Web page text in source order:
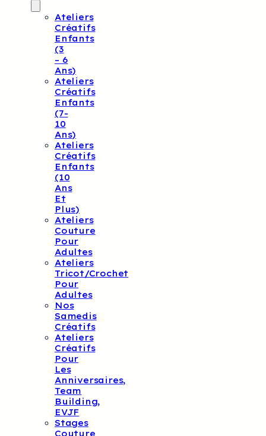
Ateliers
Créatifs
Enfants
(3
– 6
Ans)
Ateliers
Créatifs
Enfants
(7-
10
Ans)
Ateliers
Créatifs
Enfants
(10
Ans
Et
Plus)
Ateliers
Couture
Pour
Adultes
Ateliers
Tricot/crochet
Pour
Adultes
Nos
Samedis
Créatifs
Ateliers
Créatifs
Pour
Les
Anniversaires,
Team
Building,
EVJF
Stages
Couture